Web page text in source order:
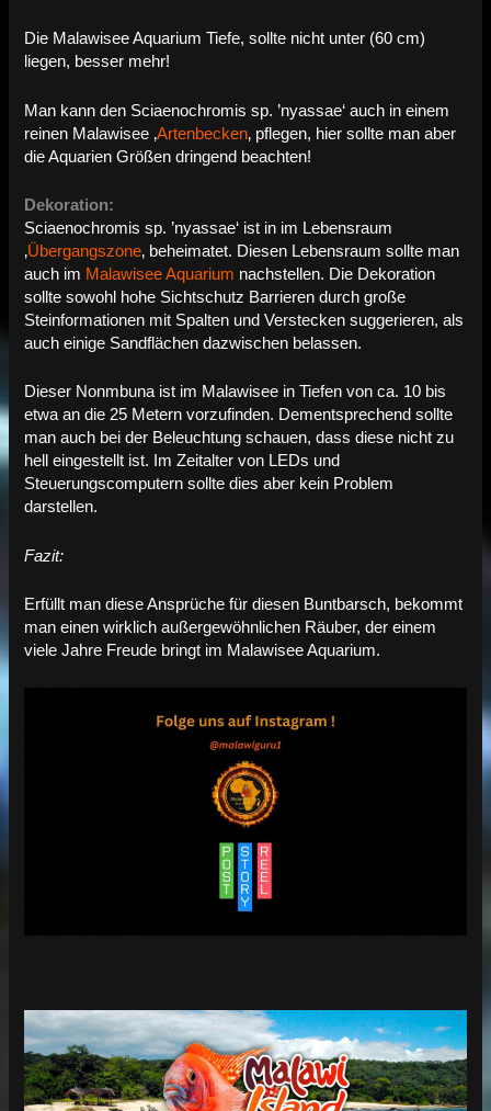
Die Malawisee Aquarium Tiefe, sollte nicht unter (60 cm)
liegen, besser mehr!
Man kann den Sciaenochromis sp. ’nyassae‘ auch in einem
reinen Malawisee ‚Artenbecken‚ pflegen, hier sollte man aber
die Aquarien Größen dringend beachten!
Dekoration:
Sciaenochromis sp. ’nyassae‘ ist in im Lebensraum
‚Übergangszone‚ beheimatet. Diesen Lebensraum sollte man
auch im Malawisee Aquarium nachstellen. Die Dekoration
sollte sowohl hohe Sichtschutz Barrieren durch große
Steinformationen mit Spalten und Verstecken suggerieren, als
auch einige Sandflächen dazwischen belassen.
Dieser Nonmbuna ist im Malawisee in Tiefen von ca. 10 bis
etwa an die 25 Metern vorzufinden. Dementsprechend sollte
man auch bei der Beleuchtung schauen, dass diese nicht zu
hell eingestellt ist. Im Zeitalter von LEDs und
Steuerungscomputern sollte dies aber kein Problem
darstellen.
Fazit:
Erfüllt man diese Ansprüche für diesen Buntbarsch, bekommt
man einen wirklich außergewöhnlichen Räuber, der einem
viele Jahre Freude bringt im Malawisee Aquarium.